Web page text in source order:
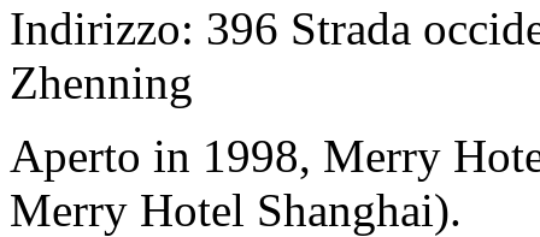
Indirizzo: 396 Strada
Zhenning
Aperto in 1998, Merry
Merry Hotel Shanghai).